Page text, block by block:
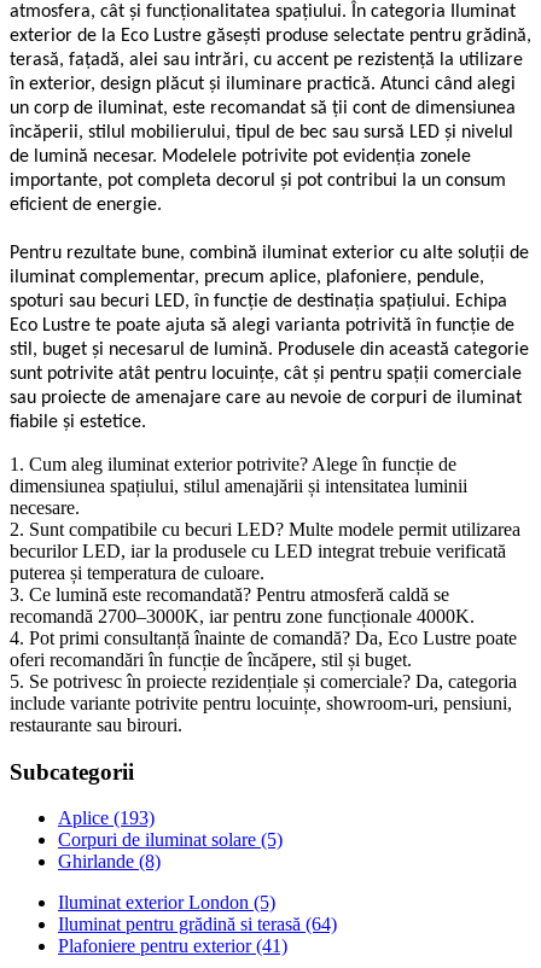
atmosfera, cât și funcționalitatea spațiului. În categoria Iluminat
exterior de la Eco Lustre găsești produse selectate pentru grădină,
terasă, fațadă, alei sau intrări, cu accent pe rezistență la utilizare
în exterior, design plăcut și iluminare practică. Atunci când alegi
un corp de iluminat, este recomandat să ții cont de dimensiunea
încăperii, stilul mobilierului, tipul de bec sau sursă LED și nivelul
de lumină necesar. Modelele potrivite pot evidenția zonele
importante, pot completa decorul și pot contribui la un consum
eficient de energie.
Pentru rezultate bune, combină iluminat exterior cu alte soluții de
iluminat complementar, precum aplice, plafoniere, pendule,
spoturi sau becuri LED, în funcție de destinația spațiului. Echipa
Eco Lustre te poate ajuta să alegi varianta potrivită în funcție de
stil, buget și necesarul de lumină. Produsele din această categorie
sunt potrivite atât pentru locuințe, cât și pentru spații comerciale
sau proiecte de amenajare care au nevoie de corpuri de iluminat
fiabile și estetice.
1. Cum aleg iluminat exterior potrivite? Alege în funcție de
dimensiunea spațiului, stilul amenajării și intensitatea luminii
necesare.
2. Sunt compatibile cu becuri LED? Multe modele permit utilizarea
becurilor LED, iar la produsele cu LED integrat trebuie verificată
puterea și temperatura de culoare.
3. Ce lumină este recomandată? Pentru atmosferă caldă se
recomandă 2700–3000K, iar pentru zone funcționale 4000K.
4. Pot primi consultanță înainte de comandă? Da, Eco Lustre poate
oferi recomandări în funcție de încăpere, stil și buget.
5. Se potrivesc în proiecte rezidențiale și comerciale? Da, categoria
include variante potrivite pentru locuințe, showroom-uri, pensiuni,
restaurante sau birouri.
Subcategorii
Aplice (193)
Corpuri de iluminat solare (5)
Ghirlande (8)
Iluminat exterior London (5)
Iluminat pentru grădină si terasă (64)
Plafoniere pentru exterior (41)